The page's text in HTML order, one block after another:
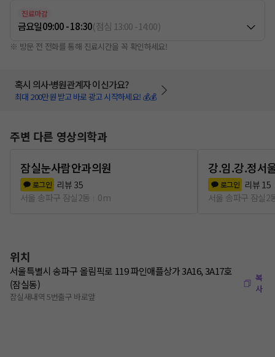
진료마감
금요일09:00 - 18:30(점심 13:00-14:00)
※ 방문 전 전화를 통해 진료시간을 꼭 확인하세요!
혹시 의사·병원관계자 이신가요?
최대 200만원 받고 바로 광고 시작하세요! 💰💰
주변 다른 영상의학과
잠실눈사람안과의원
로그인 리뷰 35
서울 송파구 잠실2동
0m
강.임.강.정서
로그인 리뷰 15
서울 송파구 잠실2
위치
서울특별시 송파구 올림픽로 119 파인애플상가 3A16, 3A17호
(잠실동)
잠실새내역 5번출구 바로앞
복
사